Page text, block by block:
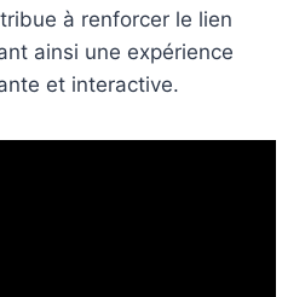
à renforcer le lien
ainsi une expérience
et interactive.